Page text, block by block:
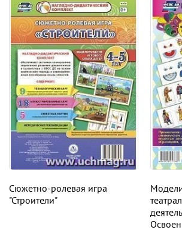
Сюжетно-ролевая игра
"Строители"